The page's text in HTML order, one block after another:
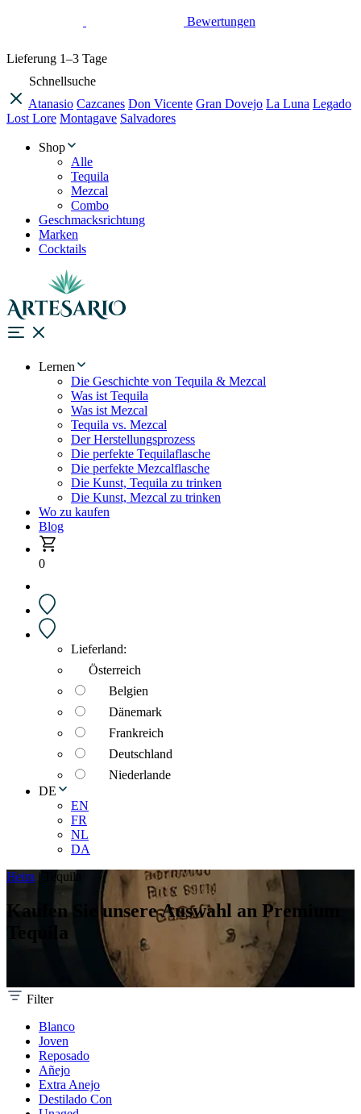
Bewertungen
Lieferung 1–3 Tage
Schnellsuche
Atanasio Cazcanes Don Vicente Gran Dovejo La Luna Legado
Lost Lore Montagave Salvadores
Shop
Alle
Tequila
Mezcal
Combo
Geschmacksrichtung
Marken
Cocktails
Lernen
Die Geschichte von Tequila & Mezcal
Was ist Tequila
Was ist Mezcal
Tequila vs. Mezcal
Der Herstellungsprozess
Die perfekte Tequilaflasche
Die perfekte Mezcalflasche
Die Kunst, Tequila zu trinken
Die Kunst, Mezcal zu trinken
Wo zu kaufen
Blog
0
Lieferland:
Österreich
Belgien
Dänemark
Frankreich
Deutschland
Niederlande
DE
EN
FR
NL
DA
Heim | Tequila
Kaufen Sie unsere Auswahl an Premium
Tequila
Filter
Blanco
Joven
Reposado
Añejo
Extra Anejo
Destilado Con